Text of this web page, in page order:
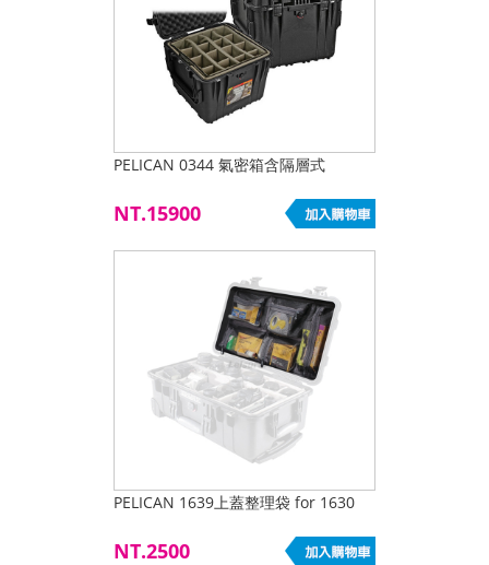
PELICAN 0344 氣密箱含隔層式
NT.15900
PELICAN 1639上蓋整理袋 for 1630
NT.2500